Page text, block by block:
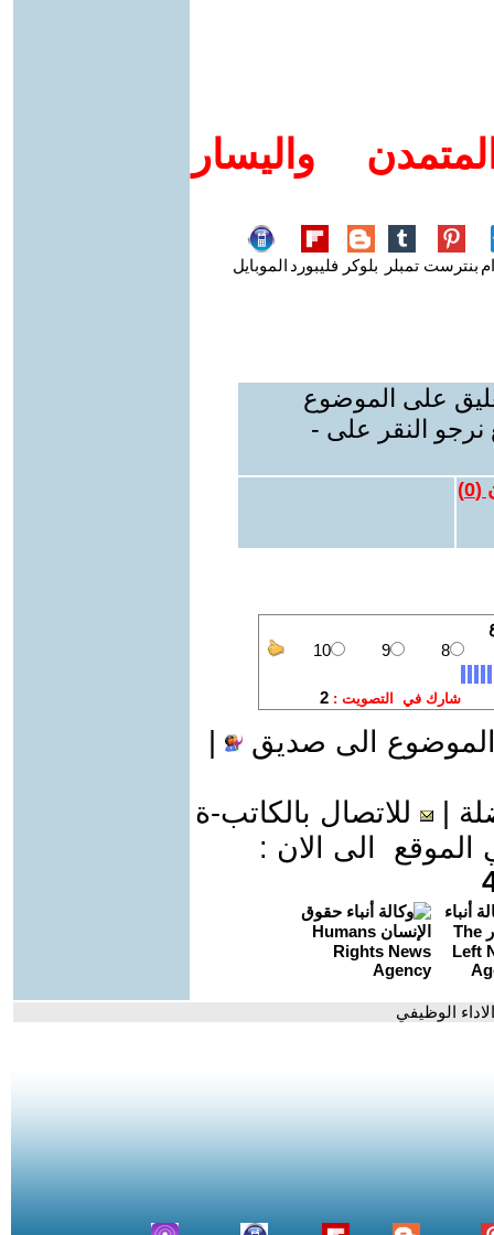
واليسار
بنترست تمبلر بلوكر فليبورد الموبايل
على الموضوع
نرجو النقر على -
(
0
)
الى صديق
للاتصال بالكاتب-ة
الى الان :
الوظيفي